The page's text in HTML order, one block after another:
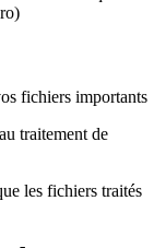
fichiers importants
traitement de
les fichiers traités